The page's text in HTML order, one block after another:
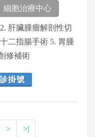
細胞治療中心
肝臟腫瘤解剖性切
二指腸手術 5. 胃腫
修補術
掛號
> >|